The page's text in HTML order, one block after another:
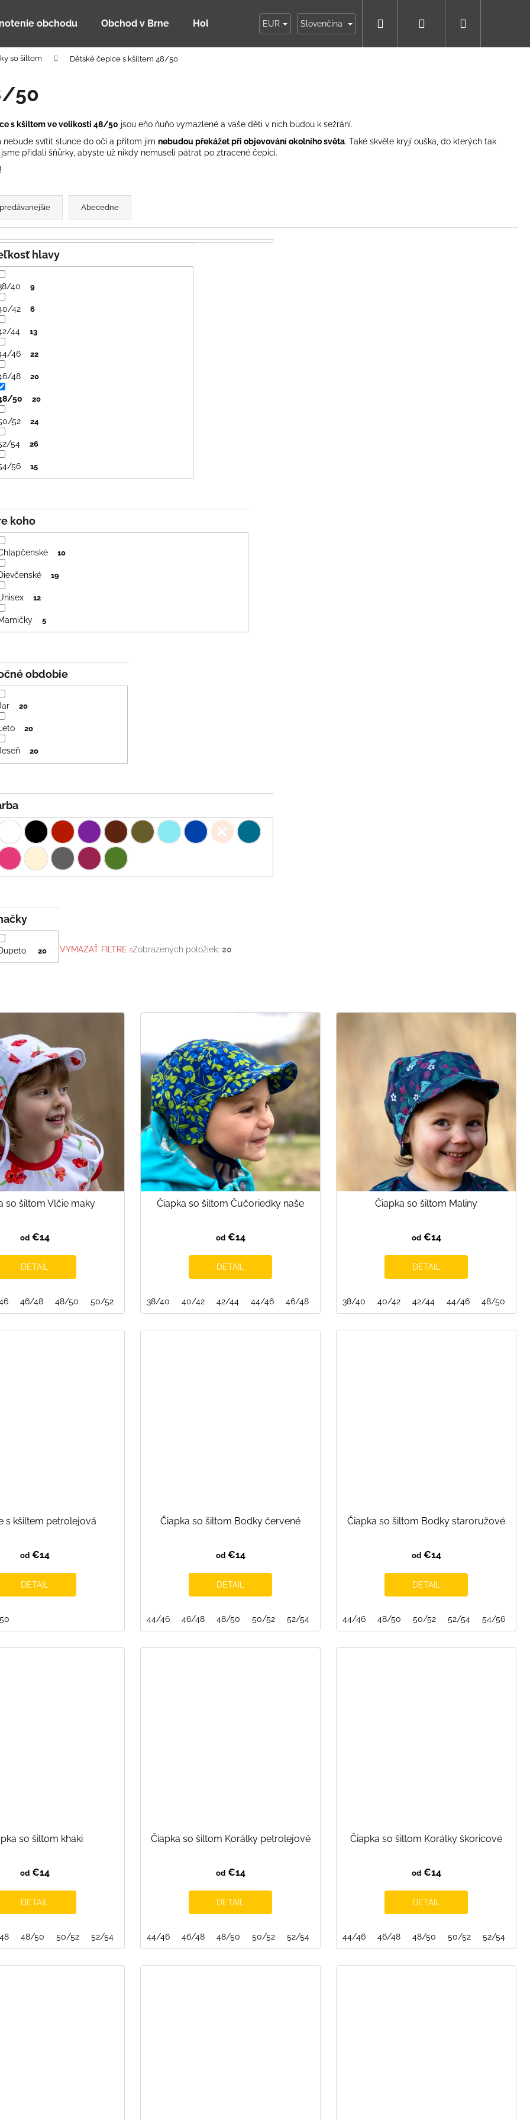
obchodu Obchod v Brne Holky Dupeťačky Moja objednávka
EUR Slovenčina Prihlásenie
so šiltom Dětské čepice s kšiltem 48/50
50
s kšiltem ve velikosti 48/50 jsou eňo ňuňo vymazlené a vaše děti v nich budou k sežrání.
svítit slunce do očí a přitom jim nebudou překážet při objevování okolního světa. Také skvěle kryjí ouška, do kterých tak
přidali šňůrky, abyste už nikdy nemuseli pátrat po ztracené čepici.
Abecedne
20
koho
10
19
12
5
obdobie
20
Leto 20
20
hlavy
40 9
42 6
44 13
46 22
48 20
50 20
52 24
54 26
56 15
VYMAZAŤ FILTRE Zobrazených položiek:20
52/54 54/56
so šiltom Vlčie maky
od€14
DETAIL
46/48 48/50 50/52 54/56
Čiapka so šiltom Čučoriedky naše
od€14
DETAIL
38/40 40/42 42/44 44/46 46/48 48/50 50/52 52/54 54/56
Čiapka so šiltom Maliny
od€14
DETAIL
38/40 40/42 42/44 44/46 48/50
s kšiltem petrolejová
od€14
DETAIL
Čiapka so šiltom Bodky červené
od€14
DETAIL
44/46 46/48 48/50 50/52 52/54
Čiapka so šiltom Bodky staroružové
od€14
DETAIL
44/46 48/50 50/52 52/54 54/56
so šiltom khaki
od€14
DETAIL
48/50 50/52 52/54 54/56
Čiapka so šiltom Korálky petrolejové
od€14
DETAIL
44/46 46/48 48/50 50/52 52/54
Čiapka so šiltom Korálky škoricové
od€14
DETAIL
44/46 46/48 48/50 50/52 52/54
Čo potrebujete nájsť?
Odporúčame
LETNÁ ČIAPKA S UV 30
MODRÁ